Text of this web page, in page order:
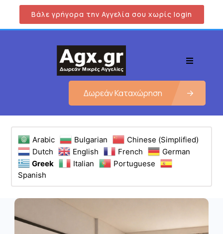
Βάλε γρήγορα την Αγγελία σου χωρίς login
Δωρεάν Καταχώρηση
Arabic Bulgarian
Chinese (Simplified)
Dutch
English French
German
Greek
Italian
Portuguese
Spanish